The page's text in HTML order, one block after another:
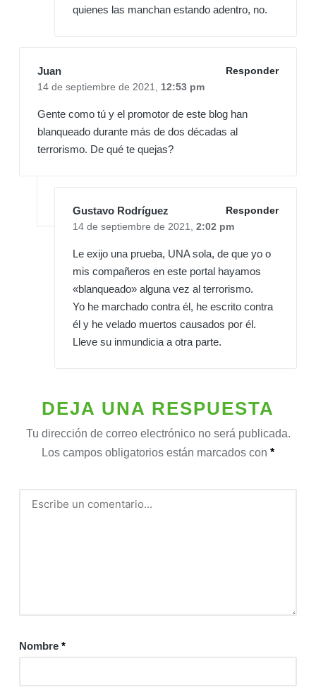
quienes las manchan estando adentro, no.
Juan
Responder
14 de septiembre de 2021, 12:53 pm
Gente como tú y el promotor de este blog han
blanqueado durante más de dos décadas al
terrorismo. De qué te quejas?
Gustavo Rodríguez
Responder
14 de septiembre de 2021, 2:02 pm
Le exijo una prueba, UNA sola, de que yo o
mis compañeros en este portal hayamos
«blanqueado» alguna vez al terrorismo.
Yo he marchado contra él, he escrito contra
él y he velado muertos causados por él.
Lleve su inmundicia a otra parte.
DEJA UNA RESPUESTA
Tu dirección de correo electrónico no será publicada.
Los campos obligatorios están marcados con *
Nombre *